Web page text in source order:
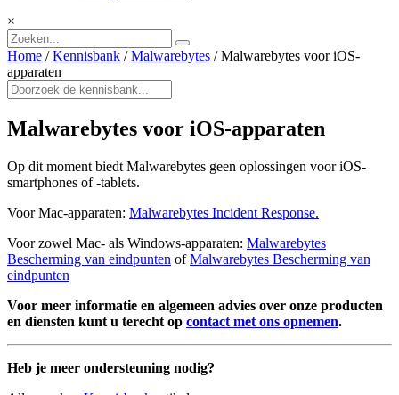
×
Home / Kennisbank / Malwarebytes / Malwarebytes voor iOS-
apparaten
Malwarebytes voor iOS-apparaten
Op dit moment biedt Malwarebytes geen oplossingen voor iOS-
smartphones of -tablets.
Voor Mac-apparaten: Malwarebytes Incident Response.
Voor zowel Mac- als Windows-apparaten: Malwarebytes
Bescherming van eindpunten ofMalwarebytes Bescherming van
eindpunten
Voor meer informatie en algemeen advies over onze producten
en diensten kunt u terecht op contact met ons opnemen.
Heb je meer ondersteuning nodig?